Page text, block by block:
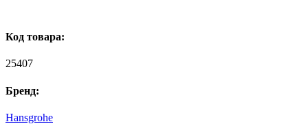
Код товара:
25407
Бренд:
Hansgrohe